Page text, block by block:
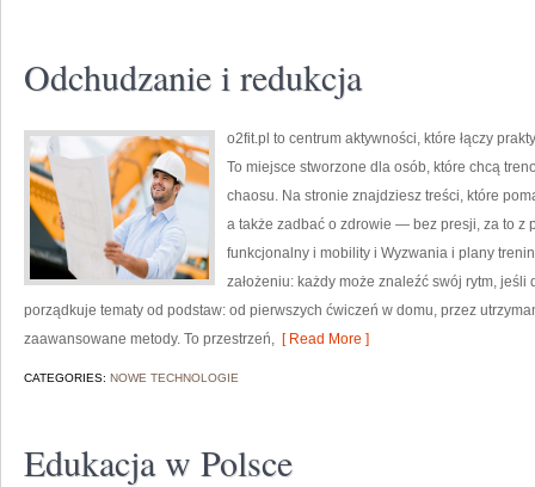
Odchudzanie i redukcja
o2fit.pl to centrum aktywności, które łączy
To miejsce stworzone dla osób, które chcą
chaosu. Na stronie znajdziesz treści, które
a także zadbać o zdrowie — bez presji, za to z
funkcjonalny i mobility i Wyzwania i plany
założeniu: każdy może znaleźć swój rytm,
porządkuje tematy od podstaw: od pierwszych ćwiczeń w domu, przez
zaawansowane metody. To przestrzeń, [ Read More ]
CATEGORIES: NOWE TECHNOLOGIE
Edukacja w Polsce